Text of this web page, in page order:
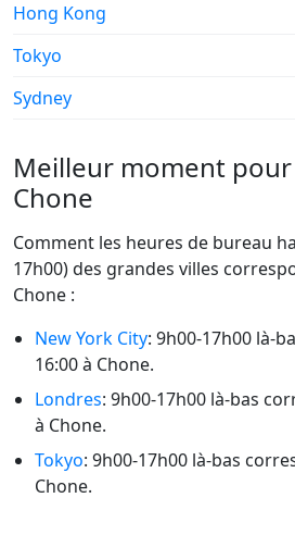
Hong Kong
Tokyo
Sydney
Meilleur moment
Chone
Comment les heures de bureau
17h00) des grandes villes
Chone :
New York City: 9h00-17h00 là-
16:00 à Chone.
Londres: 9h00-17h00 là-bas
à Chone.
Tokyo: 9h00-17h00 là-bas
Chone.